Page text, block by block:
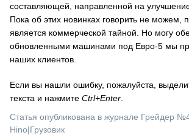
составляющей, направленной на улучшение
Пока об этих новинках говорить не можем,
является коммерческой тайной. Но могу
обновленными машинами под Евро-5 мы
наших клиентов.
Если вы нашли ошибку, пожалуйста,
текста и нажмите Ctrl+Enter
Статья опубликована в журнале Грейдер
Hino|Грузовик